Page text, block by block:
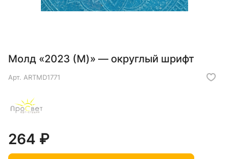
Молд «2023 (M)» — округлый шрифт
Арт. ARTMD1771
264 ₽